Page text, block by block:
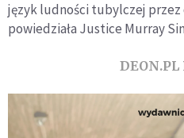
język ludności tubylczej
powiedziała Justice Murray
DEON.PL